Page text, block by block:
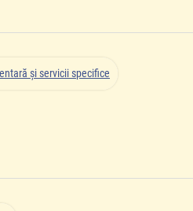
şi servicii specifice